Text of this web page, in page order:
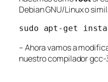
Debian GNU/Linux o
sudo apt-get
– Ahora vamos a
nuestro compilador gcc-